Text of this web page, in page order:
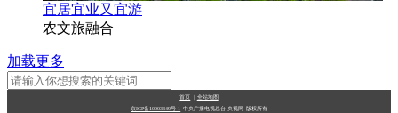
宜居宜业又宜游
农文旅融合
加载更多
首页 全站地图
京ICP备10003349号-1 中央广播电视总台 央视网 版权所有